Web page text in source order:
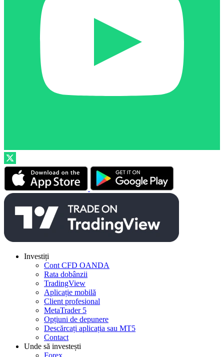
Investiți
Cont CFD OANDA
Rata dobânzii
TradingView
Aplicație mobilă
Client profesional
MetaTrader 5
Opțiuni de depunere
Descărcați aplicația sau MT5
Contact
Unde să investești